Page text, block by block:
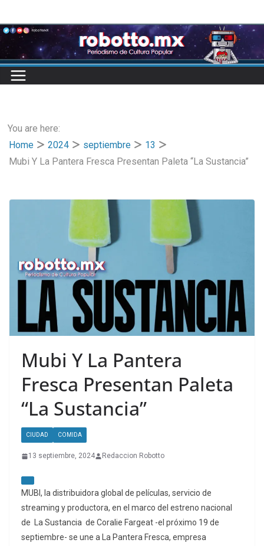
to
content
You are here:
Home
2024 septiembre
13
Mubi Y La Pantera Fresca Presentan Paleta “La Sustancia”
Mubi Y La Pantera
Fresca Presentan Paleta
“La Sustancia”
CIUDAD COMIDA
13 septiembre, 2024 Redaccion Robotto
MUBI, la distribuidora global de películas, servicio de
streaming y productora, en el marco del estreno nacional
de La Sustancia de Coralie Fargeat -el próximo 19 de
septiembre- se une a La Pantera Fresca, empresa